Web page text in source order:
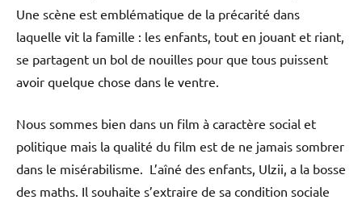
Une scène est emblématique de la précarité dans
laquelle vit la famille : les enfants, tout en jouant et riant,
se partagent un bol de nouilles pour que tous puissent
avoir quelque chose dans le ventre.
Nous sommes bien dans un film à caractère social et
politique mais la qualité du film est de ne jamais sombrer
dans le misérabilisme. L’aîné des enfants, Ulzii, a la bosse
des maths. Il souhaite s’extraire de sa condition sociale